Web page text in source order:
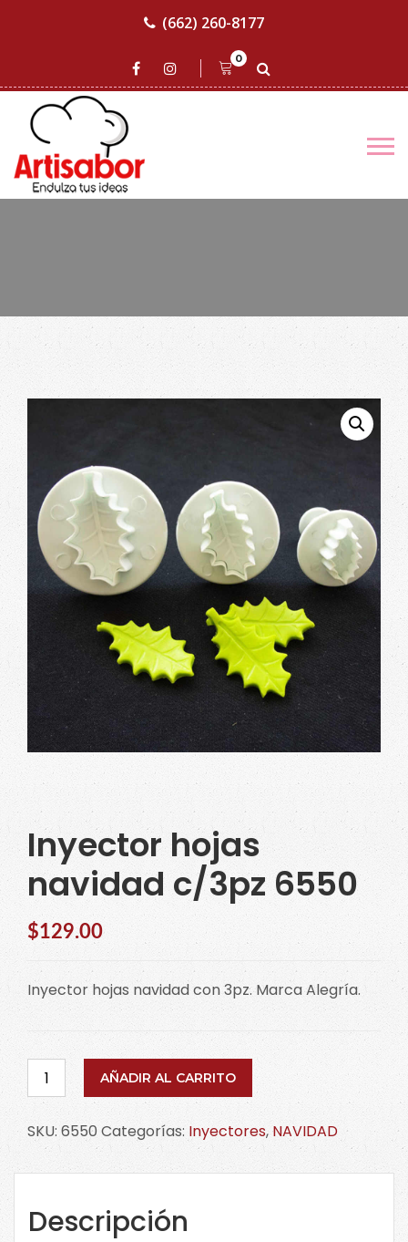
(662) 260-8177
0
Inyector hojas
navidad c/3pz 6550
$129.00
Inyector hojas navidad con 3pz. Marca Alegría.
Inyector
hojas
navidad
c/3pz
AÑADIR AL CARRITO
SKU: 6550Categorías: Inyectores,NAVIDAD
Descripción